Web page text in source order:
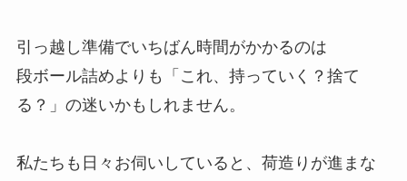
引っ越し準備でいちばん時間がかかるのは
段ボール詰めよりも「これ、持っていく？捨て
る？」の迷いかもしれません。
私たちも日々お伺いしていると、荷造りが進まな